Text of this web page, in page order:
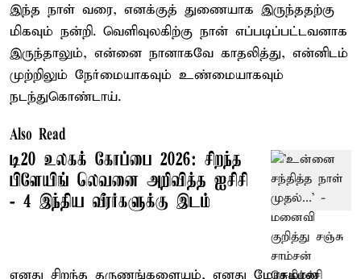
இந்த நாள் வரை, எனக்குத் துணையாக இருந்ததற்கு
மிகவும் நன்றி. வெளிவுலகிற்கு நான் எப்படிப்பட்டவனாக
இருந்தாலும், என்னை நானாகவே காதலித்து, என்னிடம்
முற்றிலும் நேர்மையாகவும் உண்மையாகவும்
நடந்துகொண்டாய்.
Also Read
டி20 உலகக் கோப்பை 2026: சிறந்த
பிளேயிங் லெவனை அறிவித்த ஐசிசி
- 4 இந்திய வீரர்களுக்கு இடம்
எனது சிறந்த தருணங்களையும், எனது மோசமான